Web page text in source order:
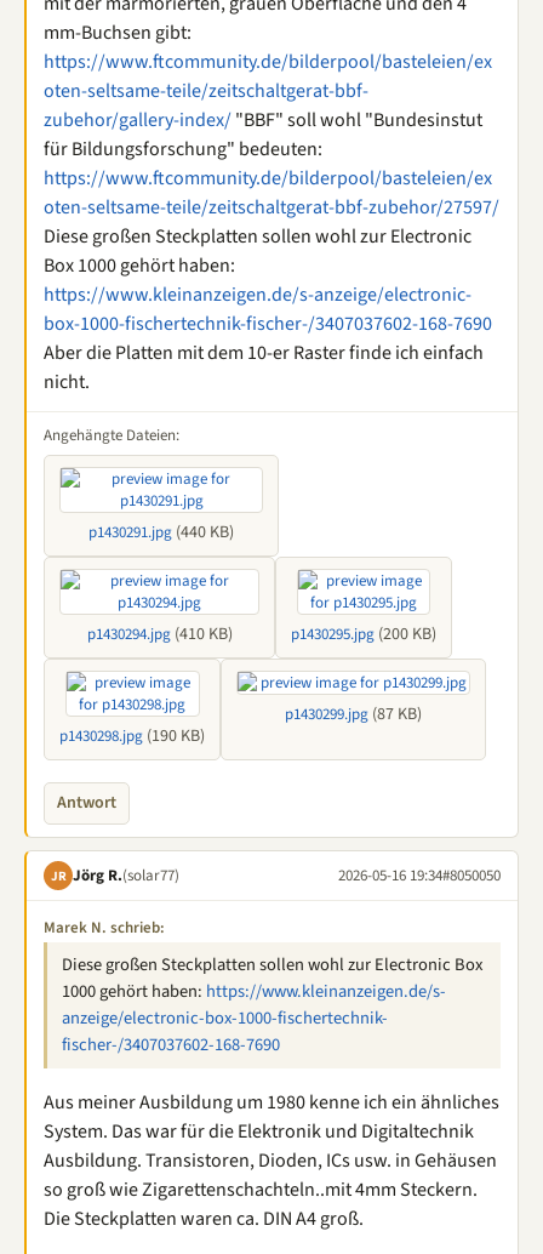
mm-Buchsen gibt:
https://www.ftcommunity.de/bilderpool/basteleien/ex
oten-seltsame-teile/zeitschaltgerat-bbf-
zubehor/gallery-index/"BBF" soll wohl "Bundesinstut
für Bildungsforschung" bedeuten:
https://www.ftcommunity.de/bilderpool/basteleien/ex
oten-seltsame-teile/zeitschaltgerat-bbf-zubehor/27597/
Diese großen Steckplatten sollen wohl zur Electronic
Box 1000 gehört haben:
https://www.kleinanzeigen.de/s-anzeige/electronic-
box-1000-fischertechnik-fischer-/3407037602-168-7690
Aber die Platten mit dem 10-er Raster finde ich einfach
nicht.
Angehängte Dateien:
p1430291.jpg (440 KB)
p1430294.jpg(410 KB) p1430295.jpg (200 KB)
p1430298.jpg (190 KB)
p1430299.jpg (87 KB)
Antwort
JR Jörg R.(solar77) 2026-05-16 19:34#8050050
Marek N. schrieb:
Diese großen Steckplatten sollen wohl zur Electronic Box
1000 gehört haben: https://www.kleinanzeigen.de/s-
anzeige/electronic-box-1000-fischertechnik-
fischer-/3407037602-168-7690
Aus meiner Ausbildung um 1980 kenne ich ein ähnliches
System. Das war für die Elektronik und Digitaltechnik
Ausbildung. Transistoren, Dioden, ICs usw. in Gehäusen
so groß wie Zigarettenschachteln..mit 4mm Steckern.
Die Steckplatten waren ca. DIN A4 groß.